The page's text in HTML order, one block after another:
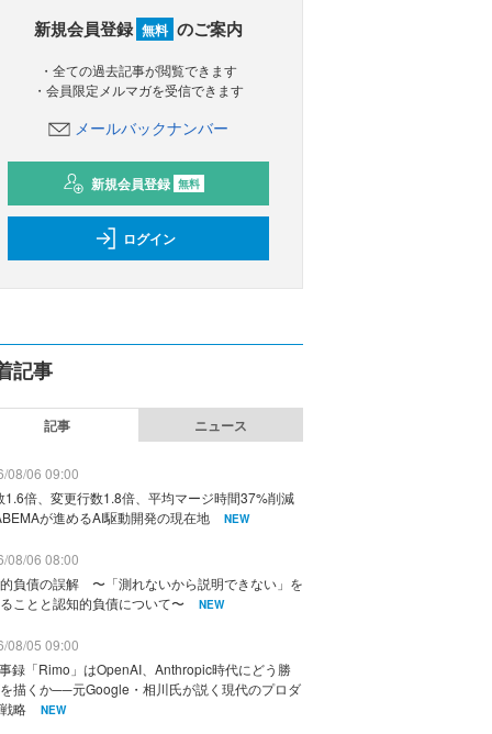
新規会員登録 無料 のご案内
・全ての過去記事が閲覧できます
・会員限定メルマガを受信できます
メールバックナンバー
新規会員登録 無料
ログイン
記事
記事 ニュース
08/06 09:00
1.6倍、変更行数1.8倍、平均マージ時間37%削減
が進めるAI駆動開発の現在地
NEW
08/06 08:00
負債の誤解 〜「測れないから説明できない」を
ことと認知的負債について〜
NEW
08/05 09:00
録「Rimo」はOpenAI、Anthropic時代にどう勝
描くか──元Google・相川氏が説く現代のプロダ
略
NEW